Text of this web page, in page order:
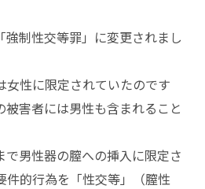
強制性交等罪」に変更されまし
女性に限定されていたのです
害者には男性も含まれること
で男性器の膣への挿入に限定さ
件的行為を「性交等」（膣性